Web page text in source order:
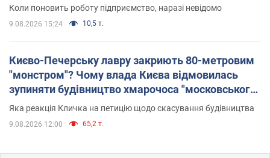
Коли поновить роботу підприємство, наразі невідомо
9.08.2026 15:24 10,5 т.
Києво-Печерську лавру закриють 80-метровим
"монстром"? Чому влада Києва відмовилась
зупиняти будівництво хмарочоса "московського
вірянина"
Яка реакція Кличка на петицію щодо скасування будівництва
9.08.2026 12:00 65,2 т.